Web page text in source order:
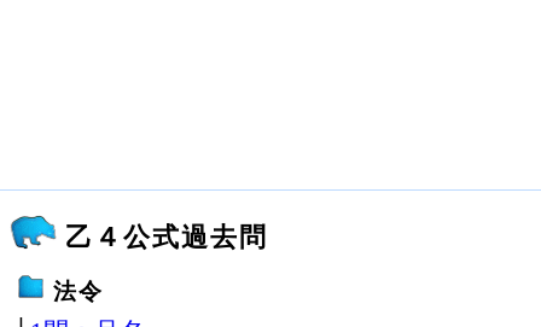
乙４公式過去問
法令